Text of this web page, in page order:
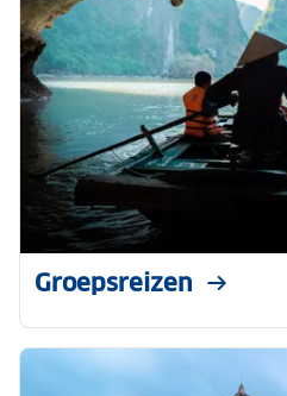
Groepsreizen